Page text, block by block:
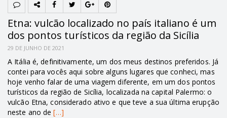
Etna: vulcão localizado no país italiano é um
dos pontos turísticos da região da Sicília
29 DE JUNHO DE 2021
A Itália é, definitivamente, um dos meus destinos preferidos. Já
contei para vocês aqui sobre alguns lugares que conheci, mas
hoje venho falar de uma viagem diferente, em um dos pontos
turísticos da região de Sicília, localizada na capital Palermo: o
vulcão Etna, considerado ativo e que teve a sua última erupção
neste ano de[…]